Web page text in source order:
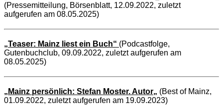
(Pressemitteilung, Börsenblatt, 12.09.2022, zuletzt
aufgerufen am 08.05.2025)
„Teaser: Mainz liest ein Buch“ (Podcastfolge,
Gutenbuchclub, 09.09.2022, zuletzt aufgerufen am
08.05.2025)
„Mainz persönlich: Stefan Moster. Autor„ (Best of Mainz,
01.09.2022, zuletzt aufgerufen am 19.09.2023)